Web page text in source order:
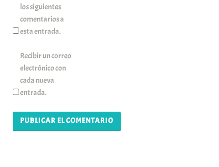
los siguientes
comentarios a
esta entrada.
Recibir un correo
electrónico con
cada nueva
entrada.